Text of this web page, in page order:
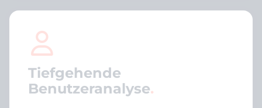
Tiefgehende
Benutzeranalyse